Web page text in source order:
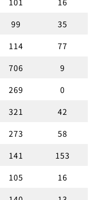
99
35
114
77
706
9
269
0
321
42
273
58
141
153
105
16